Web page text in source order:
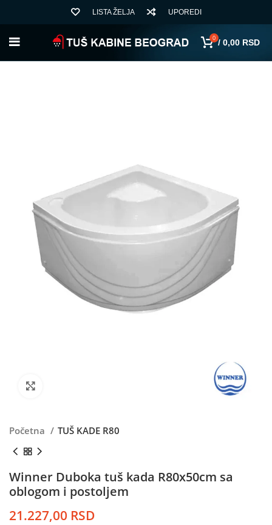
LISTA ŽELJA UPOREDI
0 / 0,00 RSD
Početna TUŠ KADE R80
Winner Duboka tuš kada R80x50cm sa
oblogom i postoljem
21.227,00 RSD